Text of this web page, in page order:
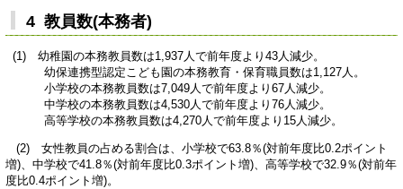
4 教員数(本務者)
(1) 幼稚園の本務教員数は1,937人で前年度より43人減少。
幼保連携型認定こども園の本務教育・保育職員数は1,127人。
小学校の本務教員数は7,049人で前年度より67人減少。
中学校の本務教員数は4,530人で前年度より76人減少。
高等学校の本務教員数は4,270人で前年度より15人減少。
(2) 女性教員の占める割合は、小学校で63.8％(対前年度比0.2ポイント
増)、中学校で41.8％(対前年度比0.3ポイント増)、高等学校で32.9％(対前年
度比0.4ポイント増)。